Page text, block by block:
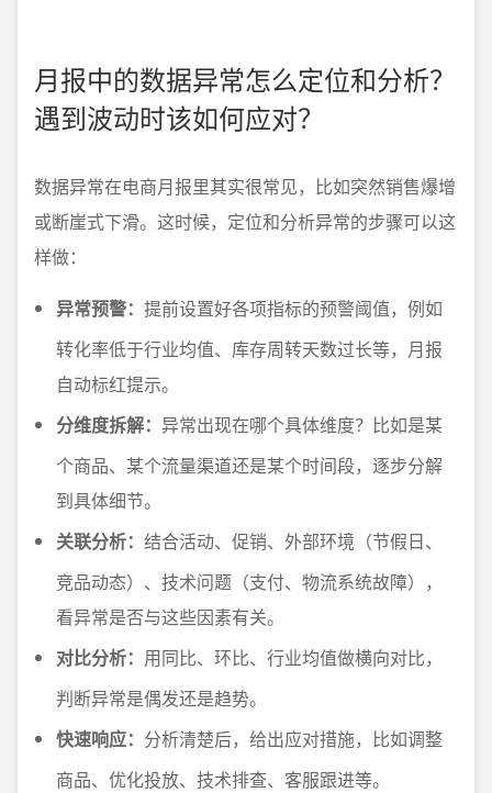
月报中的数据异常怎么定位和分析？
遇到波动时该如何应对？
数据异常在电商月报里其实很常见，比如突然销售爆增
或断崖式下滑。这时候，定位和分析异常的步骤可以这
样做：
异常预警： 提前设置好各项指标的预警阈值，例如
转化率低于行业均值、库存周转天数过长等，月报
自动标红提示。
分维度拆解： 异常出现在哪个具体维度？比如是某
个商品、某个流量渠道还是某个时间段，逐步分解
到具体细节。
关联分析： 结合活动、促销、外部环境（节假日、
竞品动态）、技术问题（支付、物流系统故障），
看异常是否与这些因素有关。
对比分析： 用同比、环比、行业均值做横向对比，
判断异常是偶发还是趋势。
快速响应： 分析清楚后，给出应对措施，比如调整
商品、优化投放、技术排查、客服跟进等。